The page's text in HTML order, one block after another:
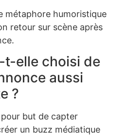
métaphore humoristique
retour sur scène après
t-elle choisi de
aussi
?
but de capter
un buzz médiatique